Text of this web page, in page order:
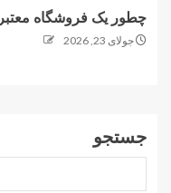
چطور یک فروشگاه
جولای 23, 2026
جستجو